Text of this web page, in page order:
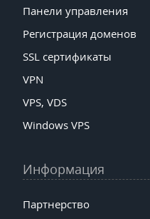
Панели управления
Регистрация доменов
SSL сертификаты
VPN
VPS, VDS
Windows VPS
Информация
Партнерство